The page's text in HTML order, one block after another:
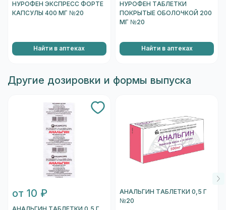
НУРОФЕН ЭКСПРЕСС ФОРТЕ
КАПСУЛЫ 400 МГ №20
Найти в аптеках
НУРОФЕН ТАБЛЕТКИ
ПОКРЫТЫЕ ОБОЛОЧКОЙ 200
МГ №20
Найти в аптеках
Другие дозировки и формы выпуска
от 10 ₽
АНАЛЬГИН ТАБЛЕТКИ 0,5 Г
№20